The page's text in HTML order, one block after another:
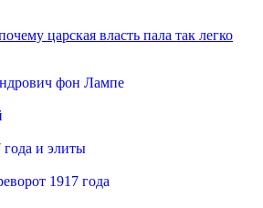
царская власть пала так легко
фон Лампе
и элиты
1917 года